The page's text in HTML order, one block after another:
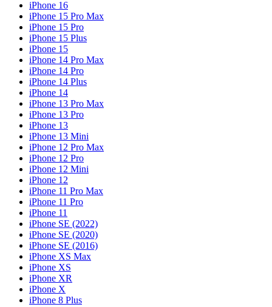
iPhone 16
iPhone 15 Pro Max
iPhone 15 Pro
iPhone 15 Plus
iPhone 15
iPhone 14 Pro Max
iPhone 14 Pro
iPhone 14 Plus
iPhone 14
iPhone 13 Pro Max
iPhone 13 Pro
iPhone 13
iPhone 13 Mini
iPhone 12 Pro Max
iPhone 12 Pro
iPhone 12 Mini
iPhone 12
iPhone 11 Pro Max
iPhone 11 Pro
iPhone 11
iPhone SE (2022)
iPhone SE (2020)
iPhone SE (2016)
iPhone XS Max
iPhone XS
iPhone XR
iPhone X
iPhone 8 Plus